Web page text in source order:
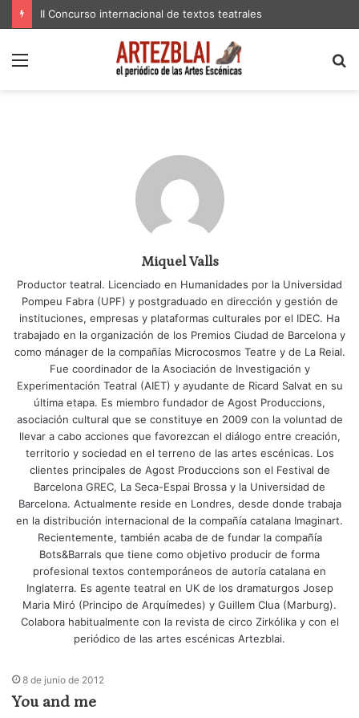
II Concurso internacional de textos teatrales
Menú
Miquel Valls
Productor teatral. Licenciado en Humanidades por la Universidad
Pompeu Fabra (UPF) y postgraduado en dirección y gestión de
instituciones, empresas y plataformas culturales por el IDEC. Ha
trabajado en la organización de los Premios Ciudad de Barcelona y
como mánager de la compañías Microcosmos Teatre y de La Reial.
Fue coordinador de la Asociación de Investigación y
Experimentación Teatral (AIET) y ayudante de Ricard Salvat en su
última etapa. Es miembro fundador de Agost Produccions,
asociación cultural que se constituye en 2009 con la voluntad de
llevar a cabo acciones que favorezcan el diálogo entre creación,
territorio y sociedad en el terreno de las artes escénicas. Los
clientes principales de Agost Produccions son el Festival de
Barcelona GREC, La Seca-Espai Brossa y la Universidad de
Barcelona. Actualmente reside en Londres, desde donde trabaja
en la distribución internacional de la compañía catalana Imaginart.
Recientemente, también acaba de de fundar la compañía
Bots&Barrals que tiene como objetivo producir de forma
profesional textos contemporáneos de autoría catalana en
Inglaterra. Es agente teatral en UK de los dramaturgos Josep
Maria Miró (Principo de Arquímedes) y Guillem Clua (Marburg).
Colabora habitualmente con la revista de circo Zirkólika y con el
periódico de las artes escénicas Artezblai.
8 de junio de 2012
You and me